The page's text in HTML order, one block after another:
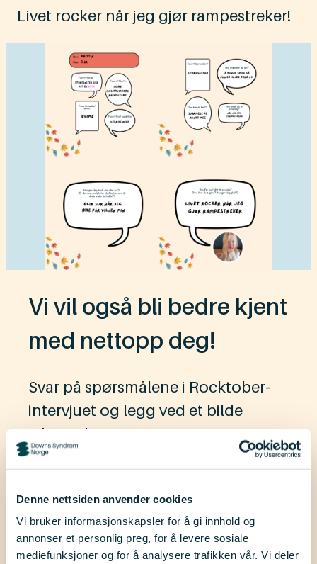
Denne nettsiden anvender cookies
Vi bruker informasjonskapsler for å gi innhold og
annonser et personlig preg, for å levere sosiale
mediefunksjoner og for å analysere trafikken vår. Vi deler
Livet rocker når jeg gjør rampestreker!
Vi vil også bli bedre kjent
med nettopp deg!
Svar på spørsmålene i Rocktober-
intervjuet og legg ved et bilde
i detteskjemaet.
Vær med i trekningen av
kinogavekort